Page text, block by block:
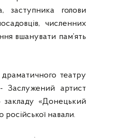
заступника голови
численних
вшанувати пам’ять
театру
- Заслужений артист
закладу «Донецький
навали.